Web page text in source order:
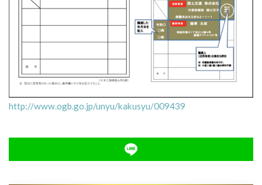
http://www.ogb.go.jp/unyu/kakusyu/009439